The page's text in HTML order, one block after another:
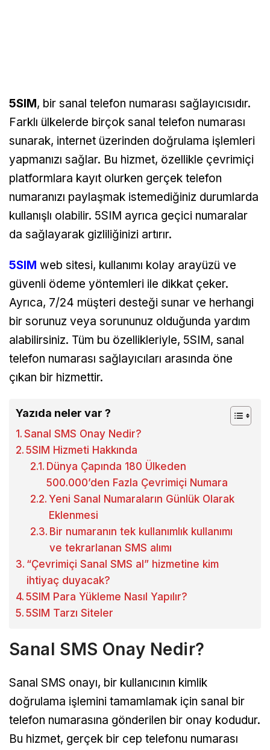
5SIM, bir sanal telefon numarası sağlayıcısıdır.
Farklı ülkelerde birçok sanal telefon numarası
sunarak, internet üzerinden doğrulama işlemleri
yapmanızı sağlar. Bu hizmet, özellikle çevrimiçi
platformlara kayıt olurken gerçek telefon
numaranızı paylaşmak istemediğiniz durumlarda
kullanışlı olabilir. 5SIM ayrıca geçici numaralar
da sağlayarak gizliliğinizi artırır.
5SIM web sitesi, kullanımı kolay arayüzü ve
güvenli ödeme yöntemleri ile dikkat çeker.
Ayrıca, 7/24 müşteri desteği sunar ve herhangi
bir sorunuz veya sorununuz olduğunda yardım
alabilirsiniz. Tüm bu özellikleriyle, 5SIM, sanal
telefon numarası sağlayıcıları arasında öne
çıkan bir hizmettir.
Yazıda neler var ?
Sanal SMS Onay Nedir?
5SIM Hizmeti Hakkında
Dünya Çapında 180 Ülkeden
500.000’den Fazla Çevrimiçi Numara
Yeni Sanal Numaraların Günlük Olarak
Eklenmesi
Bir numaranın tek kullanımlık kullanımı
ve tekrarlanan SMS alımı
“Çevrimiçi Sanal SMS al” hizmetine kim
ihtiyaç duyacak?
5SIM Para Yükleme Nasıl Yapılır?
5SIM Tarzı Siteler
Sanal SMS Onay Nedir?
Sanal SMS onayı, bir kullanıcının kimlik
doğrulama işlemini tamamlamak için sanal bir
telefon numarasına gönderilen bir onay kodudur.
Bu hizmet, gerçek bir cep telefonu numarası